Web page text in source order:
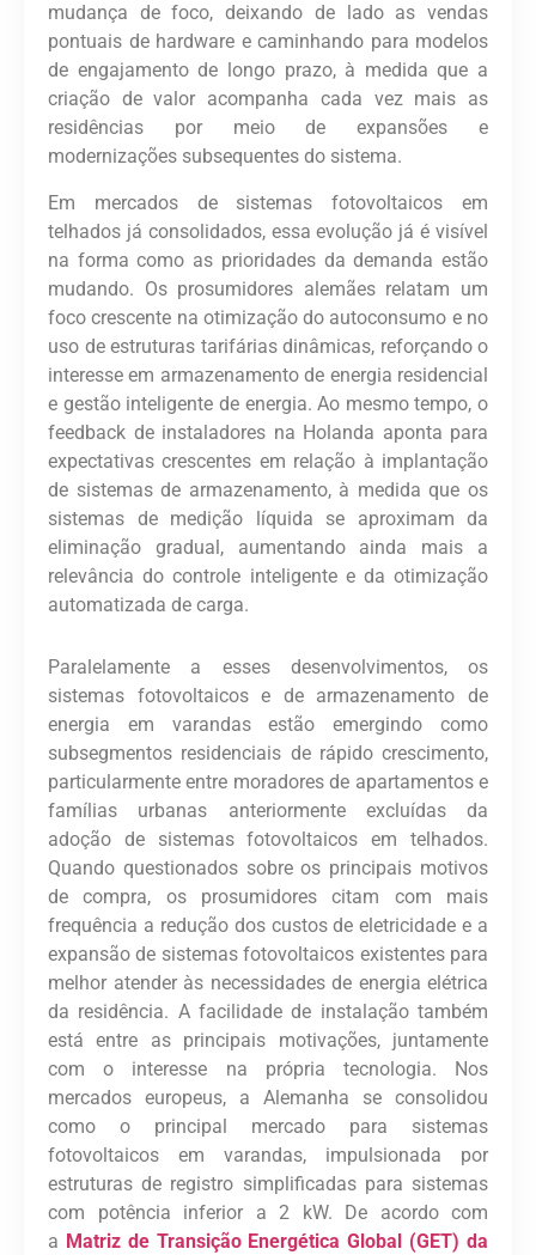
mudança de foco, deixando de lado as vendas
pontuais de hardware e caminhando para modelos
de engajamento de longo prazo, à medida que a
criação de valor acompanha cada vez mais as
residências por meio de expansões e
modernizações subsequentes do sistema.
Em mercados de sistemas fotovoltaicos em
telhados já consolidados, essa evolução já é visível
na forma como as prioridades da demanda estão
mudando. Os prosumidores alemães relatam um
foco crescente na otimização do autoconsumo e no
uso de estruturas tarifárias dinâmicas, reforçando o
interesse em armazenamento de energia residencial
e gestão inteligente de energia. Ao mesmo tempo, o
feedback de instaladores na Holanda aponta para
expectativas crescentes em relação à implantação
de sistemas de armazenamento, à medida que os
sistemas de medição líquida se aproximam da
eliminação gradual, aumentando ainda mais a
relevância do controle inteligente e da otimização
automatizada de carga.
Paralelamente a esses desenvolvimentos, os
sistemas fotovoltaicos e de armazenamento de
energia em varandas estão emergindo como
subsegmentos residenciais de rápido crescimento,
particularmente entre moradores de apartamentos e
famílias urbanas anteriormente excluídas da
adoção de sistemas fotovoltaicos em telhados.
Quando questionados sobre os principais motivos
de compra, os prosumidores citam com mais
frequência a redução dos custos de eletricidade e a
expansão de sistemas fotovoltaicos existentes para
melhor atender às necessidades de energia elétrica
da residência. A facilidade de instalação também
está entre as principais motivações, juntamente
com o interesse na própria tecnologia. Nos
mercados europeus, a Alemanha se consolidou
como o principal mercado para sistemas
fotovoltaicos em varandas, impulsionada por
estruturas de registro simplificadas para sistemas
com potência inferior a 2 kW. De acordo com
a Matriz de Transição Energética Global (GET) da